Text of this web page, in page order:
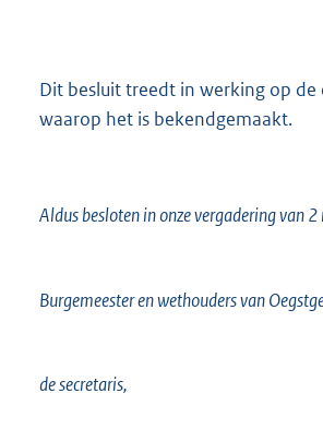
Dit besluit treedt in werking op de
waarop het is bekendgemaakt.
Aldus besloten in onze vergadering van
Burgemeester en wethouders van
de secretaris,